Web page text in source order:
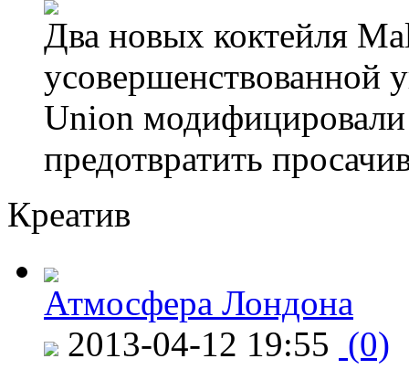
Два новых коктейля
усовершенствованной
Union модифицировали
предотвратить
Креатив
Атмосфера Лондона
2013-04-12 19:55 (0)